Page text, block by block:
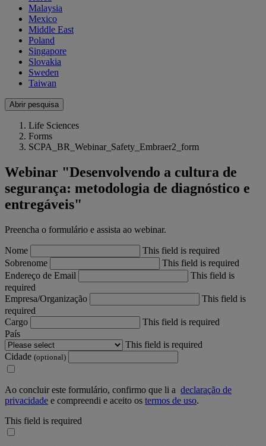
Malaysia
Mexico
Middle East
Poland
Singapore
Slovakia
Sweden
Taiwan
Abrir pesquisa
Life Sciences
Forms
SCPA_BR_Webinar_Safety_Embraer2_form
Webinar "Desenvolvendo a cultura de
segurança: metodologia de diagnóstico e
entregáveis"
Preencha o formulário e assista ao webinar.
Nome
This field is required
Sobrenome
This field is required
Endereço de Email
This field is
required
Empresa/Organização
This field is
required
Cargo
This field is required
País
This field is required
Cidade (optional)
Ao concluir este formulário, confirmo que li a declaração de
privacidade e compreendi e aceito os termos de uso.
This field is required